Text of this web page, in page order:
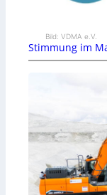
Bild: VDMA e.V.
Stimmung im